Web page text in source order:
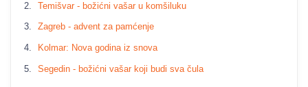
Temišvar - božićni vašar u komšiluku
Zagreb - advent za pamćenje
Kolmar: Nova godina iz snova
Segedin - božićni vašar koji budi sva čula